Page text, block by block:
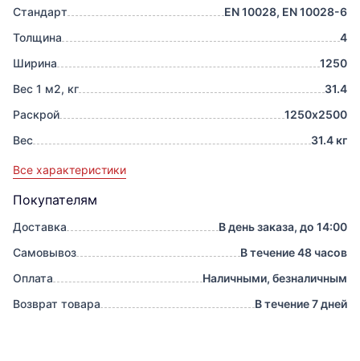
Стандарт
EN 10028, EN 10028-6
Толщина
4
Ширина
1250
Вес 1 м2, кг
31.4
Раскрой
1250х2500
Вес
31.4 кг
Все характеристики
Покупателям
Доставка
В день заказа, до 14:00
Самовывоз
В течение 48 часов
Оплата
Наличными, безналичным
Возврат товара
В течение 7 дней